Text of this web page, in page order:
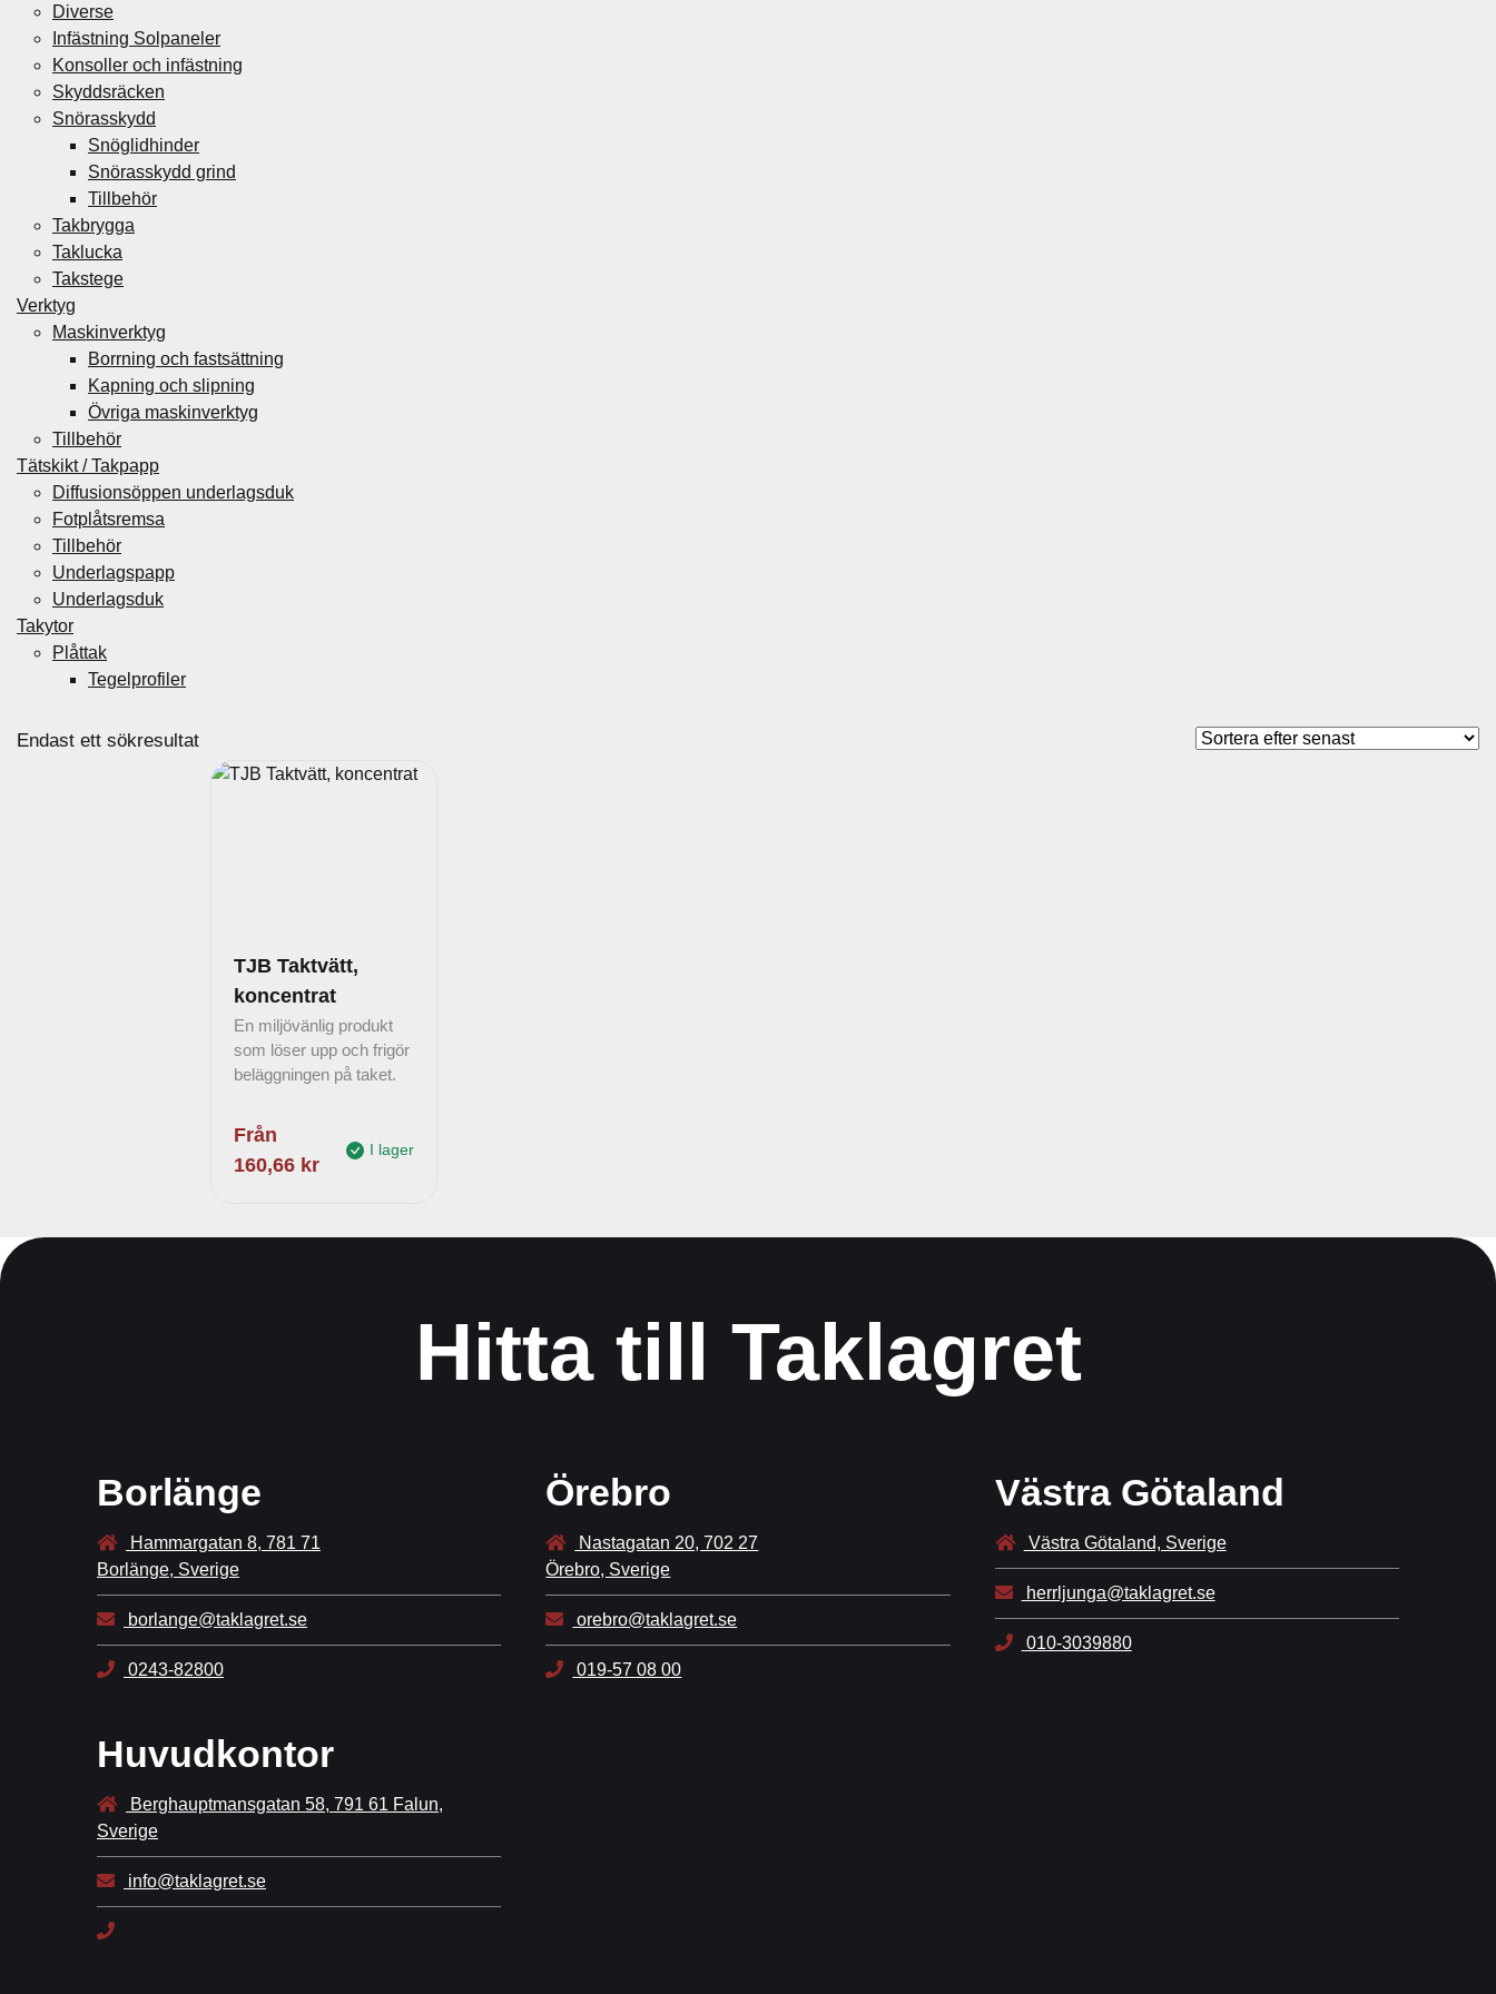
Diverse
Infästning Solpaneler
Konsoller och infästning
Skyddsräcken
Snörasskydd
Snöglidhinder
Snörasskydd grind
Tillbehör
Takbrygga
Taklucka
Takstege
Verktyg
Maskinverktyg
Borrning och fastsättning
Kapning och slipning
Övriga maskinverktyg
Tillbehör
Tätskikt / Takpapp
Diffusionsöppen underlagsduk
Fotplåtsremsa
Tillbehör
Underlagspapp
Underlagsduk
Takytor
Plåttak
Tegelprofiler
Endast ett sökresultat
TJB Taktvätt,
koncentrat
En miljövänlig produkt
som löser upp och frigör
beläggningen på taket.
Från
160,66 kr
I lager
Hitta till Taklagret
Borlänge
Hammargatan 8, 781 71
Borlänge, Sverige
borlange@taklagret.se
0243-82800
Örebro
Nastagatan 20, 702 27
Örebro, Sverige
orebro@taklagret.se
019-57 08 00
Västra Götaland
Västra Götaland, Sverige
herrljunga@taklagret.se
010-3039880
Huvudkontor
Berghauptmansgatan 58, 791 61 Falun,
Sverige
info@taklagret.se